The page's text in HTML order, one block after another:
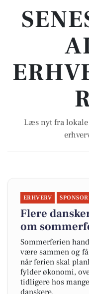
Læs nyt fra
ERHVERV
Flere
om
Sommerferien
være sammen og
når ferien skal
fylder økonomi,
tidligere hos mange
danskere.